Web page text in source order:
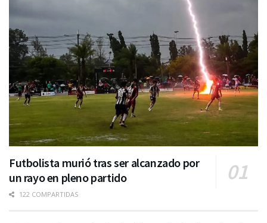
Futbolista murió tras ser alcanzado por
un rayo en pleno partido
122 COMPARTIDAS